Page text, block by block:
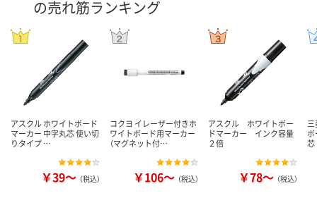
の売れ筋ランキング
アスクル ホワイトボード
マーカー 中字丸芯 使い切
りタイプ …
￥39～ （税込）
コクヨ イレーザー付きホ
ワイトボード用マーカー
（マグネット付…
￥106～ （税込）
アスクル ホワイトボー
ドマーカー インク容量
２倍
￥78～ （税込）
芯